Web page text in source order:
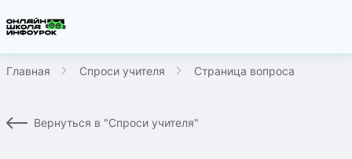
Главная Спроси учителя Страница вопроса
Вернуться в "Спроси учителя"